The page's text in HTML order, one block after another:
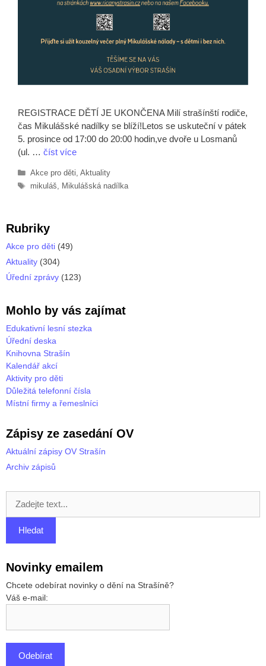
REGISTRACE DĚTÍ JE UKONČENA Milí strašínští rodiče,
čas Mikulášské nadílky se blíží!Letos se uskuteční v pátek
5. prosince od 17:00 do 20:00 hodin,ve dvoře u Losmanů
(ul. … číst více
Rubriky
Akce pro děti, Aktuality
Štítky
mikuláš, Mikulášská nadílka
Rubriky
Akce pro děti (49)
Aktuality (304)
Úřední zprávy (123)
Mohlo by vás zajímat
Edukativní lesní stezka
Úřední deska
Knihovna Strašín
Kalendář akcí
Aktivity pro děti
Důležitá telefonní čísla
Místní firmy a řemeslníci
Zápisy ze zasedání OV
Aktuální zápisy OV Strašín
Archiv zápisů
Novinky emailem
Chcete odebírat novinky o dění na Strašíně?
Váš e-mail: